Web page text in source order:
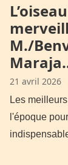
M./
21 avril 2026
Les
l'époque